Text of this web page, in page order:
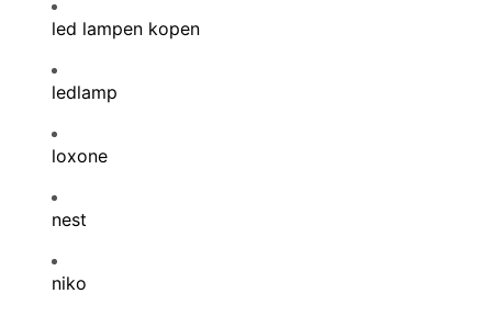
led lampen kopen
ledlamp
loxone
nest
niko